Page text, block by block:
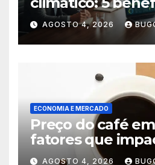
essenciais
AGOSTO 4, 2026
ECONOMIA E MERCADO
Preço do café
fatores que
consumo
AGOSTO 4, 2026